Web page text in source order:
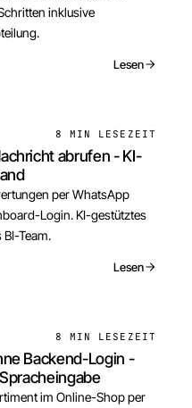
inklusive
Lesen
8 MIN LESEZEIT
abrufen - KI-
per WhatsApp
Login. KI-gestütztes
Team.
Lesen
8 MIN LESEZEIT
Backend-Login -
im Online-Shop per